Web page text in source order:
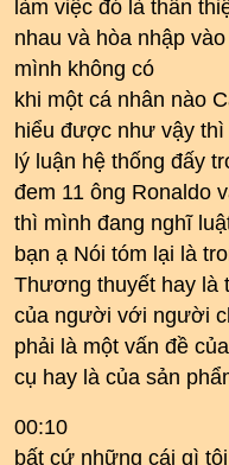
làm việc đó là thân
nhau và hòa nhập
mình không có
khi một cá nhân nào
hiểu được như vậy thì
lý luận hệ thống đấy
đem 11 ông Ronaldo
thì mình đang nghĩ
bạn ạ Nói tóm lại là
Thương thuyết hay là
của người với người
phải là một vấn đề
cụ hay là của sản
00:10
bất cứ những cái gì